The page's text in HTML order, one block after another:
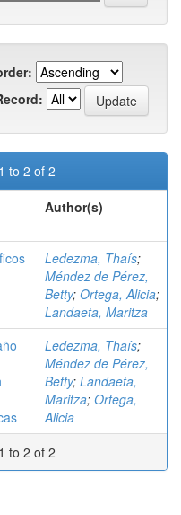
to 2 of 2
Author(s)
Ledezma, Thaís;
Méndez de Pérez,
Betty; Ortega, Alicia;
Landaeta, Maritza
Ledezma, Thaís;
Méndez de Pérez,
Betty; Landaeta,
Maritza; Ortega,
Alicia
to 2 of 2